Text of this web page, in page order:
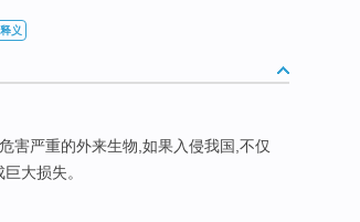
义
害严重的外来生物,如果入侵我国,不仅
大损失。